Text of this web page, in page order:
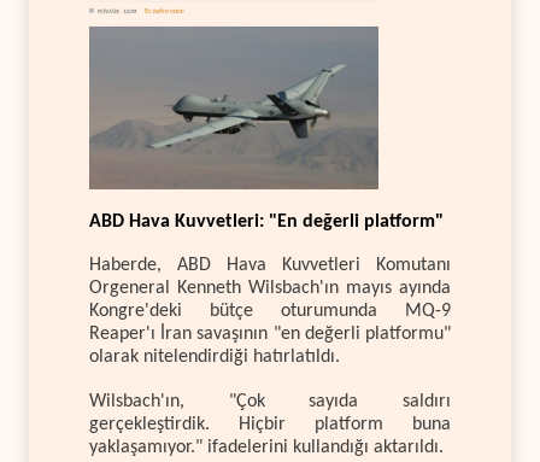
ABD Hava Kuvvetleri: "En değerli platform"
Haberde, ABD Hava Kuvvetleri Komutanı
Orgeneral Kenneth Wilsbach'ın mayıs ayında
Kongre'deki bütçe oturumunda MQ-9
Reaper'ı İran savaşının "en değerli platformu"
olarak nitelendirdiği hatırlatıldı.
Wilsbach'ın, "Çok sayıda saldırı
gerçekleştirdik. Hiçbir platform buna
yaklaşamıyor." ifadelerini kullandığı aktarıldı.